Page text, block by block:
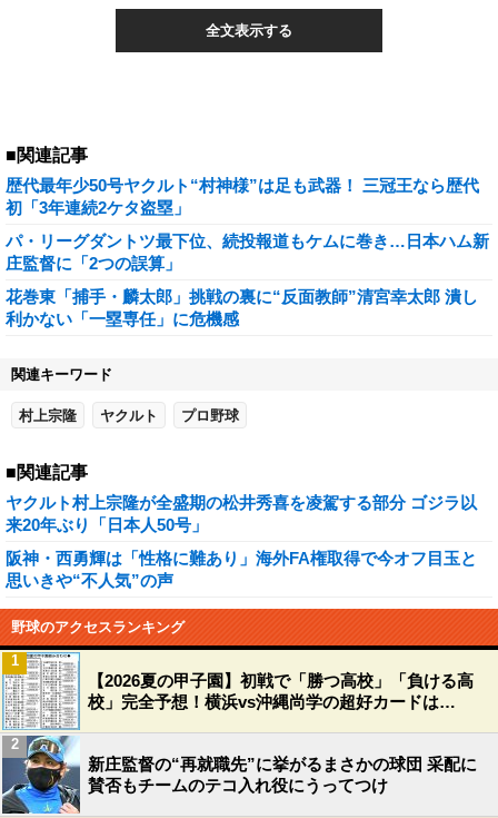
全文表示する
■関連記事
歴代最年少50号ヤクルト“村神様”は足も武器！ 三冠王なら歴代
初「3年連続2ケタ盗塁」
パ・リーグダントツ最下位、続投報道もケムに巻き…日本ハム新
庄監督に「2つの誤算」
花巻東「捕手・麟太郎」挑戦の裏に“反面教師”清宮幸太郎 潰し
利かない「一塁専任」に危機感
関連キーワード
村上宗隆 ヤクルト プロ野球
■関連記事
ヤクルト村上宗隆が全盛期の松井秀喜を凌駕する部分 ゴジラ以
来20年ぶり「日本人50号」
阪神・西勇輝は「性格に難あり」海外FA権取得で今オフ目玉と
思いきや“不人気”の声
野球のアクセスランキング
【2026夏の甲子園】初戦で「勝つ高校」「負ける高
校」完全予想！横浜vs沖縄尚学の超好カードは…
1
新庄監督の“再就職先”に挙がるまさかの球団 采配に
賛否もチームのテコ入れ役にうってつけ
2